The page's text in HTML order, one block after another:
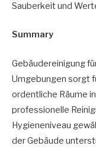
Sauberkeit und
Summary
Gebäudereinigung
Umgebungen sorgt
ordentliche Räume
professionelle
Hygieneniveau
der Gebäude